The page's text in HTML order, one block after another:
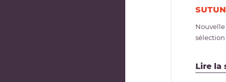
sélection
Lire la